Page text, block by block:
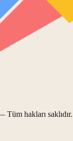
Tüm hakları saklıdır.